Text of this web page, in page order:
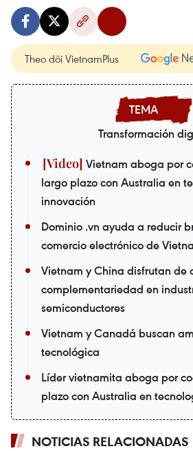
Theo dõi VietnamPlus
Transformación
Vietnam aboga por
largo plazo con Australia en
innovación
Dominio .vn ayuda a reducir
comercio electrónico de
Vietnam y China disfrutan de
complementariedad en
semiconductores
Vietnam y Canadá buscan
tecnológica
Líder vietnamita aboga por
plazo con Australia en
NOTICIAS RELACIONADAS